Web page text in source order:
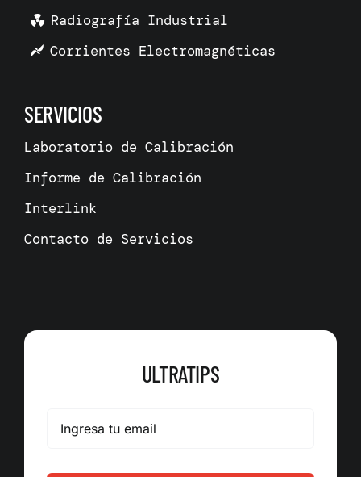
Radiografía Industrial
Corrientes Electromagnéticas
SERVICIOS
Laboratorio de Calibración
Informe de Calibración
Interlink
Contacto de Servicios
ULTRATIPS